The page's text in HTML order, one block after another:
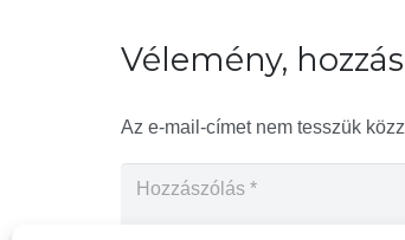
Vélemény,
Az e-mail-címet nem tesszük